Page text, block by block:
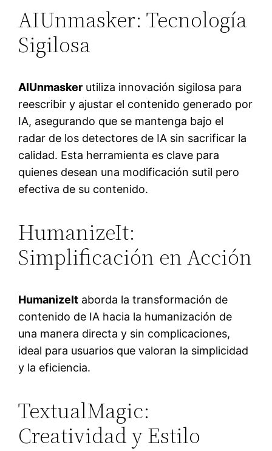
AIUnmasker: Tecnología
Sigilosa
AIUnmasker utiliza innovación sigilosa para
reescribir y ajustar el contenido generado por
IA, asegurando que se mantenga bajo el
radar de los detectores de IA sin sacrificar la
calidad. Esta herramienta es clave para
quienes desean una modificación sutil pero
efectiva de su contenido.
HumanizeIt:
Simplificación en Acción
HumanizeIt aborda la transformación de
contenido de IA hacia la humanización de
una manera directa y sin complicaciones,
ideal para usuarios que valoran la simplicidad
y la eficiencia.
TextualMagic:
Creatividad y Estilo